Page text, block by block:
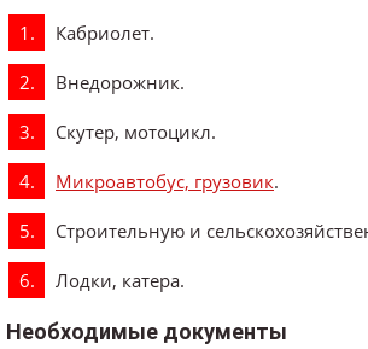
Кабриолет.
Внедорожник.
Скутер, мотоцикл.
Микроавтобус, грузовик.
Строительную и
Лодки, катера.
Необходимые документы